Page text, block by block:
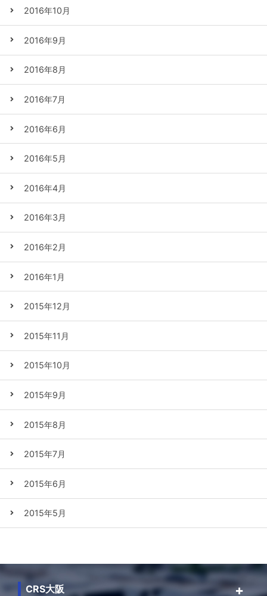
2016年10月
2016年9月
2016年8月
2016年7月
2016年6月
2016年5月
2016年4月
2016年3月
2016年2月
2016年1月
2015年12月
2015年11月
2015年10月
2015年9月
2015年8月
2015年7月
2015年6月
2015年5月
CRS大阪